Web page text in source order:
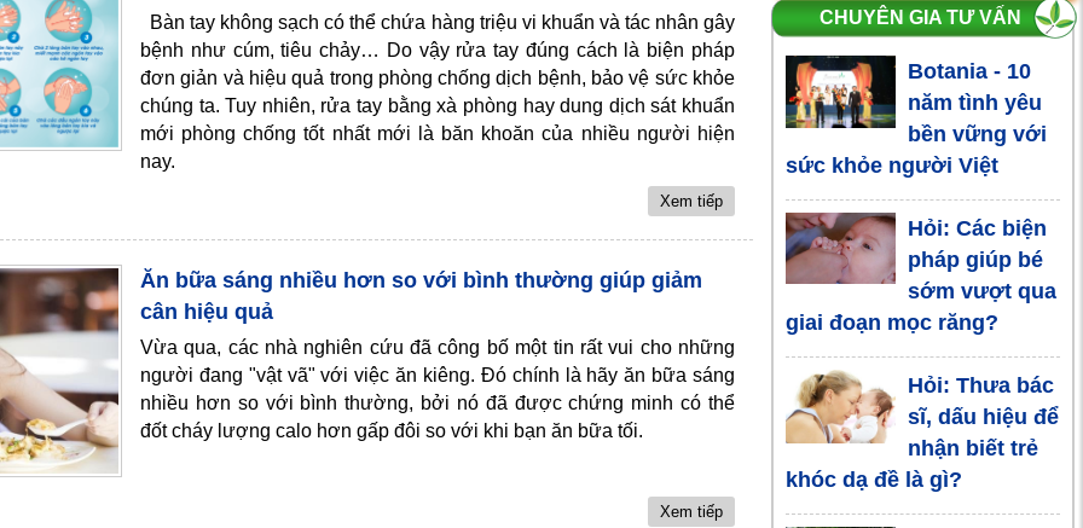
Bàn tay không sạch có thể chứa hàng triệu vi khuẩn và tác nhân gây
bệnh như cúm, tiêu chảy… Do vậy rửa tay đúng cách là biện pháp
đơn giản và hiệu quả trong phòng chống dịch bệnh, bảo vệ sức khỏe
chúng ta. Tuy nhiên, rửa tay bằng xà phòng hay dung dịch sát khuẩn
mới phòng chống tốt nhất mới là băn khoăn của nhiều người hiện
nay.
Xem tiếp
Ăn bữa sáng nhiều hơn so với bình thường giúp giảm
cân hiệu quả
Vừa qua, các nhà nghiên cứu đã công bố một tin rất vui cho những
người đang "vật vã" với việc ăn kiêng. Đó chính là hãy ăn bữa sáng
nhiều hơn so với bình thường, bởi nó đã được chứng minh có thể
đốt cháy lượng calo hơn gấp đôi so với khi bạn ăn bữa tối.
Xem tiếp
trẻ em, những
BoniKiddy
Mẹ bầu nghiện
rượu, bé sẽ
thế nào đây?
Bệnh đái tháo
đường là
bệnh gì?
Bệnh khớp
trong mùa rét
CHUYÊN GIA TƯ VẤN
Botania - 10
năm tình yêu
bền vững với
sức khỏe người Việt
Hỏi: Các biện
pháp giúp bé
sớm vượt qua
giai đoạn mọc răng?
Hỏi: Thưa bác
sĩ, dấu hiệu để
nhận biết trẻ
khóc dạ đề là gì?